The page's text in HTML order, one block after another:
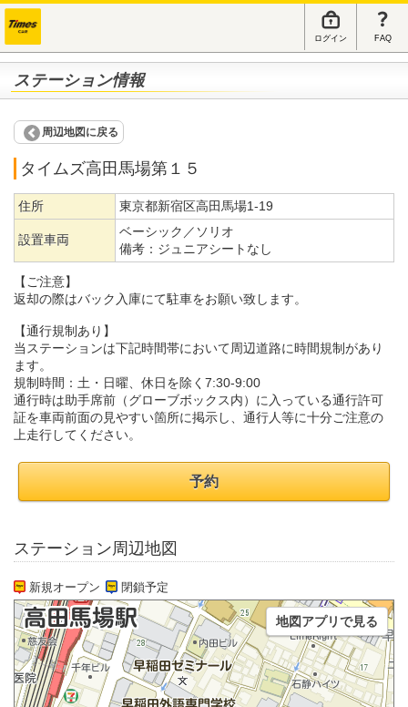
ログイン FAQ
ステーション情報
周辺地図に戻る
タイムズ高田馬場第１５
住所 東京都新宿区高田馬場1-19
設置車両
ベーシック／ソリオ
備考： ジュニアシートなし
【ご注意】
返却の際はバック入庫にて駐車をお願い致します。
【通行規制あり】
当ステーションは下記時間帯において周辺道路に時間規制があり
ます。
規制時間：土・日曜、休日を除く7:30-9:00
通行時は助手席前（グローブボックス内）に入っている通行許可
証を車両前面の見やすい箇所に掲示し、通行人等に十分ご注意の
上走行してください。
予約
ステーション周辺地図
新規オープン 閉鎖予定
地図アプリで見る